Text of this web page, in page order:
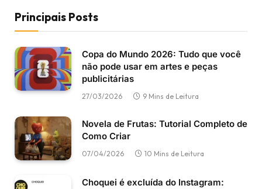
Principais Posts
Copa do Mundo 2026: Tudo que você
não pode usar em artes e peças
publicitárias
27/03/2026 9 Mins de Leitura
Novela de Frutas: Tutorial Completo de
Como Criar
07/04/2026 10 Mins de Leitura
Choquei é excluída do Instagram: